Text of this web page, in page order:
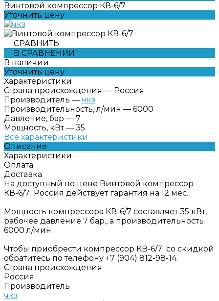
Винтовой компрессор КВ-6/7
Уточнить цену
СРАВНИТЬ
В СРАВНЕНИИ
В наличии
Уточнить цену
Характеристики
Страна происхождения — Россия
Производитель — чкз
Производительность, л/мин — 6000
Давление, бар — 7
Мощность, кВт — 35
Все характеристики
Описание
Характеристики
Оплата
Доставка
На доступный по цене Винтовой компрессор
КВ-6/7 Россия действует гарантия на 12 мес.
Мощность компрессора КВ-6/7 составляет 35 кВт,
рабочее давление 7 бар., а производительность
6000 л/мин.
Чтобы приобрести компрессор КВ-6/7 со скидкой
обратитесь по телефону +7 (904) 812-98-14.
Страна происхождения
Россия
Производитель
чкз